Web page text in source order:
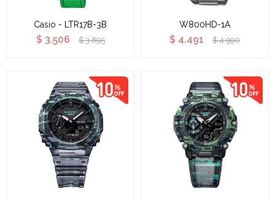
Casio - LTR17B-3B
$ 3.506 $ 3.895
W800HD-1A
$ 4.491 $ 4.990